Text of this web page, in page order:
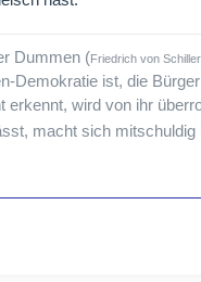
Dummen (Friedrich von
Demokratie ist, die
erkennt, wird von ihr
macht sich mitschuldig